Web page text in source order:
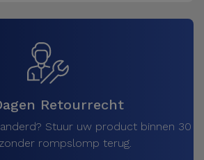
Retourrecht
Stuur uw product binnen 30
rompslomp terug.